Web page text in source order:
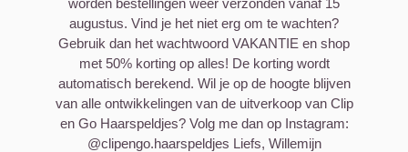
augustus. Vind je het niet erg om te wachten?
Gebruik dan het wachtwoord VAKANTIE en shop
met 50% korting op alles! De korting wordt
automatisch berekend. Wil je op de hoogte blijven
van alle ontwikkelingen van de uitverkoop van Clip
en Go Haarspeldjes? Volg me dan op Instagram:
@clipengo.haarspeldjes Liefs, Willemijn